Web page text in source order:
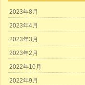
2023年8月
2023年4月
2023年3月
2023年2月
2022年10月
2022年9月